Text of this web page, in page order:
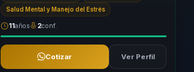
Salud Mental y Manejo del Estrés
11años 2conf.
Cotizar Ver Perfil